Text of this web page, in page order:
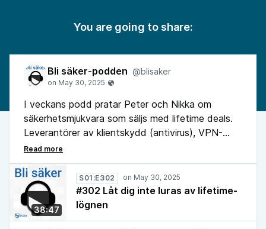
You are going to share:
Bli säker-podden @blisaker
I veckans podd pratar Peter och Nikka om
säkerhetsmjukvara som säljs med lifetime deals.
Leverantörer av klientskydd (antivirus), VPN-
tjänster och molnlagringstjänster lockar med
attraktiva erbjudanden och utlovar livstidstillgång
till apparna och tjänsterna. Frågan är: vilken
livstid är det som åsyftas?
38:47
S01:E302
#302 Låt dig inte luras av lifetime-
lögnen